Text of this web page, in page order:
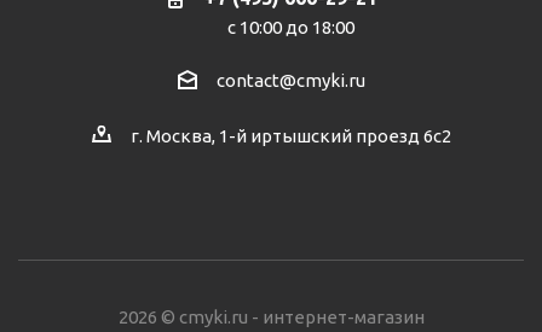
с 10:00 до 18:00
contact@cmyki.ru
г. Москва, 1-й иртышский проезд 6с2
2026 © cmyki.ru - интернет-магазин